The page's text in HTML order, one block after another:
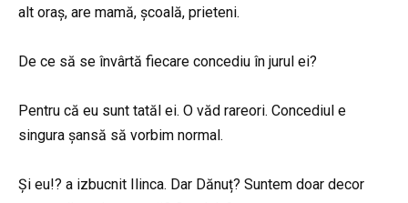
alt oraș, are mamă, școală, prieteni.
De ce să se învârtă fiecare concediu în jurul ei?
Pentru că eu sunt tatăl ei. O văd rareori. Concediul e
singura șansă să vorbim normal.
Și eu!? a izbucnit Ilinca. Dar Dănuț? Suntem doar decor